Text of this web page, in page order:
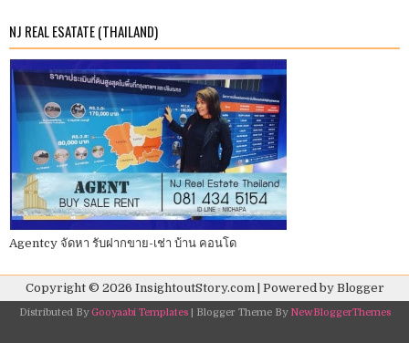
NJ REAL ESATATE (THAILAND)
Agentcy จัดหา รับฝากขาย-เช่า บ้าน คอนโด
Copyright © 2026 InsightoutStory.com | Powered by Blogger
Distributed By Gooyaabi Templates| Blogger Theme By NewBloggerThemes